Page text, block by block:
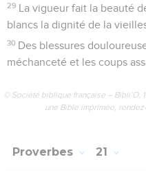
29 La vigueur fait la beauté
blancs la dignité de la
30 Des blessures
méchanceté et les coups
© Société biblique française – Bibli’O,
une Bible imprimée,
Proverbes 21